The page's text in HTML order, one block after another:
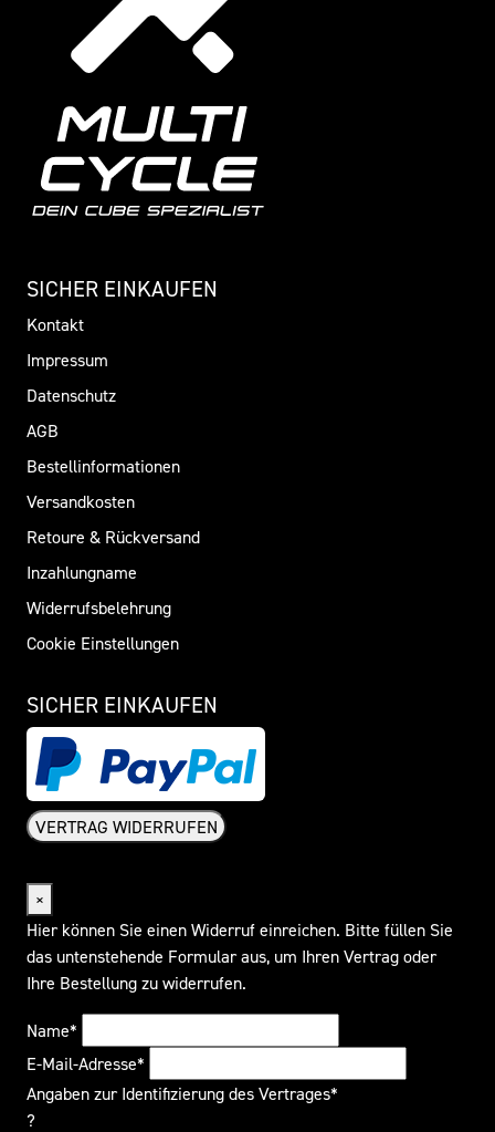
SICHER EINKAUFEN
Kontakt
Impressum
Datenschutz
AGB
Bestellinformationen
Versandkosten
Retoure & Rückversand
Inzahlungname
Widerrufsbelehrung
Cookie Einstellungen
SICHER EINKAUFEN
VERTRAG WIDERRUFEN
×
Hier können Sie einen Widerruf einreichen. Bitte füllen Sie
das untenstehende Formular aus, um Ihren Vertrag oder
Ihre Bestellung zu widerrufen.
Name*
E-Mail-Adresse*
Angaben zur Identifizierung des Vertrages*
?